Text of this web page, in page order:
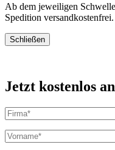
Ab dem jeweiligen
Spedition versandkostenfrei.
Schließen
Jetzt kostenlos